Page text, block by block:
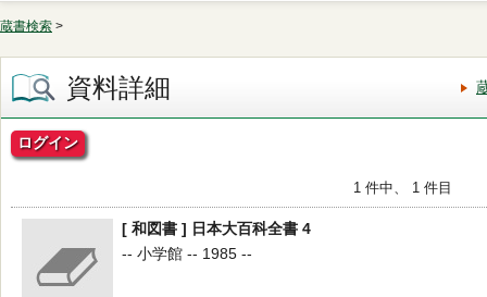
蔵書検索 >
資料詳細
ログイン
1 件中、 1 件目
[ 和図書 ] 日本大百科全書 4
-- 小学館 -- 1985 --